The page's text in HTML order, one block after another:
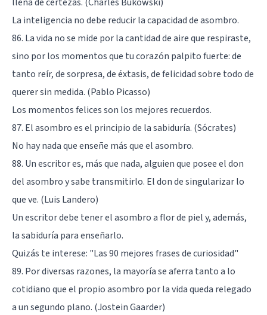
La inteligencia no debe reducir la capacidad de asombro.
86. La vida no se mide por la cantidad de aire que respiraste,
sino por los momentos que tu corazón palpito fuerte: de
tanto reír, de sorpresa, de éxtasis, de felicidad sobre todo de
querer sin medida. (Pablo Picasso)
Los momentos felices son los mejores recuerdos.
87. El asombro es el principio de la sabiduría. (Sócrates)
No hay nada que enseñe más que el asombro.
88. Un escritor es, más que nada, alguien que posee el don
del asombro y sabe transmitirlo. El don de singularizar lo
que ve. (Luis Landero)
Un escritor debe tener el asombro a flor de piel y, además,
la sabiduría para enseñarlo.
Quizás te interese: "Las 90 mejores frases de curiosidad"
89. Por diversas razones, la mayoría se aferra tanto a lo
cotidiano que el propio asombro por la vida queda relegado
a un segundo plano. (Jostein Gaarder)